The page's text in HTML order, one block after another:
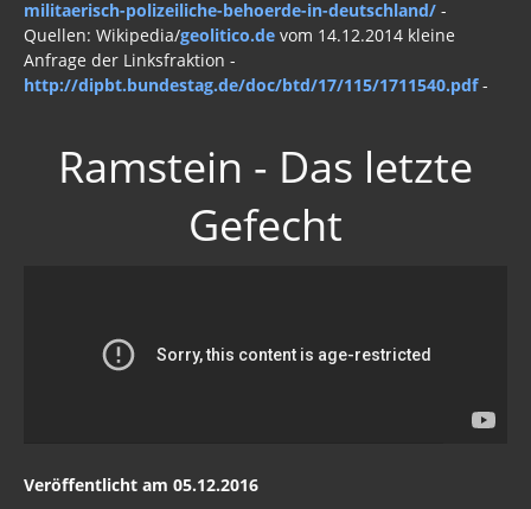
militaerisch-polizeiliche-behoerde-in-deutschland/ -
Quellen: Wikipedia/geolitico.de vom 14.12.2014 kleine
Anfrage der Linksfraktion -
http://dipbt.bundestag.de/doc/btd/17/115/1711540.pdf-
Ramstein - Das letzte
Gefecht
Veröffentlicht am 05.12.2016